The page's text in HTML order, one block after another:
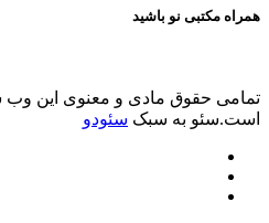
همراه مکتبی نو باشید
تمامی حقوق مادی و معنوی این وب
است.سئو به سبک سئودو